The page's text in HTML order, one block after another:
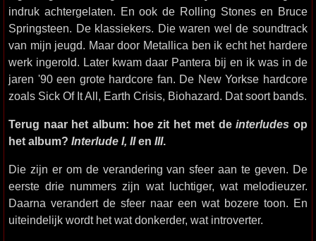
indruk achtergelaten. En ook de Rolling Stones en Bruce
Springsteen. De klassiekers. Die waren wel de soundtrack
van mijn jeugd. Maar door Metallica ben ik echt het hardere
werk ingerold. Later kwam daar Pantera bij en ik was in de
jaren '90 een grote hardcore fan. De New Yorkse hardcore
zoals Sick Of It All, Earth Crisis, Biohazard. Dat soort bands.
Terug naar het album: hoe zit het met deinterludes op
het album? Interlude I, IIen III.
Die zijn er om de verandering van sfeer aan te geven. De
eerste drie nummers zijn wat luchtiger, wat melodieuzer.
Daarna verandert de sfeer naar een wat bozere toon. En
uiteindelijk wordt het wat donkerder, wat introverter.